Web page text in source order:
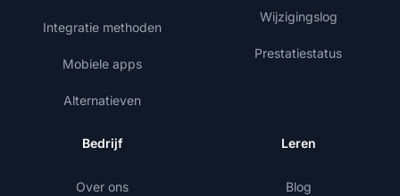
Integratie methoden
Mobiele apps
Alternatieven
Wijzigingslog
Prestatiestatus
Bedrijf
Over ons
Leren
Blog